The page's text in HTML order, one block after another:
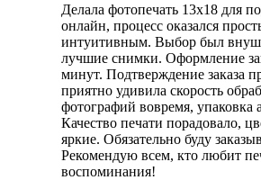
Делала фотопечать 13х18 для
онлайн, процесс оказался
интуитивным. Выбор был
лучшие снимки. Оформление
минут. Подтверждение заказа
приятно удивила скорость
фотографий вовремя, упаковка
Качество печати порадовало,
яркие. Обязательно буду
Рекомендую всем, кто любит
воспоминания!